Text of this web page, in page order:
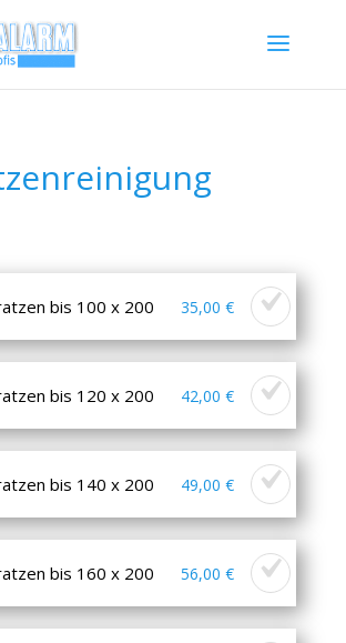
bis 100 x 200 35,00 €
bis 120 x 200 42,00 €
bis 140 x 200 49,00 €
bis 160 x 200 56,00 €